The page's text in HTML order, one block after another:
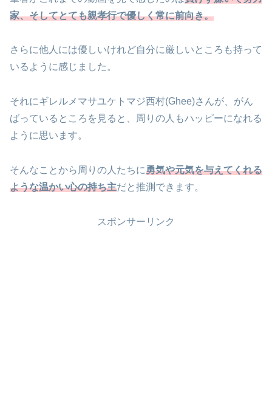
家、そしてとても親孝行で優しく常に前向き。
さらに他人には優しいけれど自分に厳しいところも持って
いるように感じました。
それにギレルメマサユケトマジ西村(Ghee)さんが、がん
ばっているところを見ると、周りの人もハッピーになれる
ように思います。
そんなことから周りの人たちに勇気や元気を与えてくれる
ような温かい心の持ち主だと推測できます。
スポンサーリンク